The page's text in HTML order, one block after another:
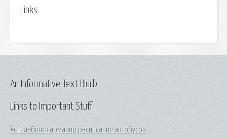
Links
Links to Important Stuff
Усть лабинск армавир расписание автобусов
An Informative Text Blurb